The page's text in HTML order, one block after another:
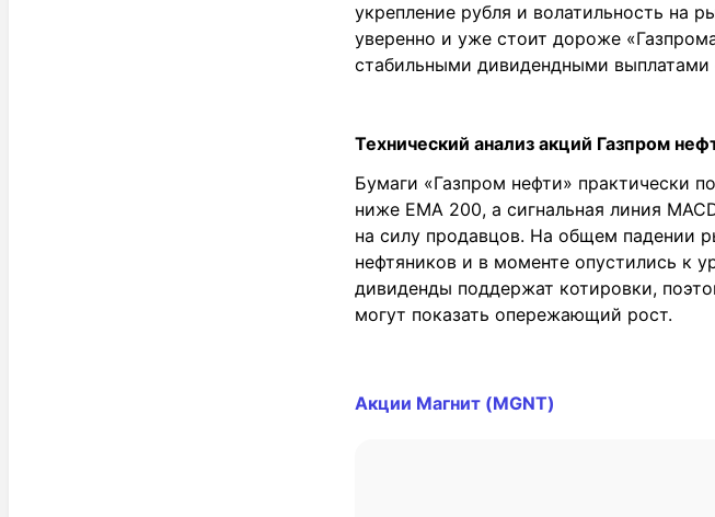
укрепление рубля и волатильность на
уверенно и уже стоит дороже
стабильными дивидендными
Технический анализ акций Газпром
Бумаги «Газпром нефти» практически
ниже EMA 200, а сигнальная линия
на силу продавцов. На общем падении
нефтяников и в моменте опустились к
дивиденды поддержат котировки,
могут показать опережающий рост.
Акции Магнит (MGNT)